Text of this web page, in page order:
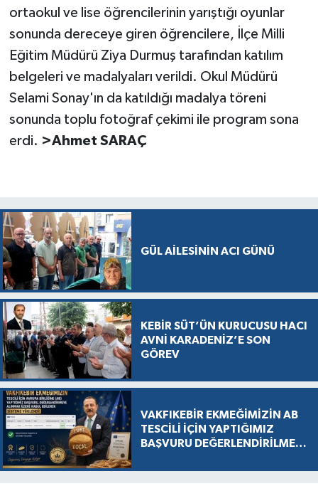
ortaokul ve lise öğrencilerinin yarıştığı oyunlar
sonunda dereceye giren öğrencilere, İlçe Milli
Eğitim Müdürü Ziya Durmuş tarafından katılım
belgeleri ve madalyaları verildi. Okul Müdürü
Selami Sonay'ın da katıldığı madalya töreni
sonunda toplu fotoğraf çekimi ile program sona
erdi. >Ahmet SARAÇ
GÜL AİLESİNİN ACI GÜNÜ
KEBİR SÜT’ÜN KURUCUSU HACI
AVNİ KARADENİZ’E SON
GÖREV
VAKFIKEBİR EKMEĞİMİZİN AB
TESCİLİ İÇİN YAPTIĞIMIZ
BAŞVURU DEĞERLENDİRİLMEK
RESMEN BAŞLADI